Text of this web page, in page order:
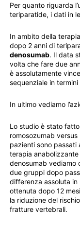
Per quanto riguarda
teriparatide, i dati in
In ambito della
dopo 2 anni di
denosumab. Il data
volta che fare due
è assolutamente
sequenziale in
In ultimo vediamo
Lo studio è stato
romosozumab
pazienti sono passati
terapia
denosumab vediamo
due gruppi dopo
differenza assoluta
ottenuta dopo 12
la riduzione del
fratture vertebrali.